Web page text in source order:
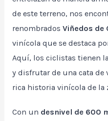
de este terreno, nos
renombradosViñedos de
vinícola que se destaca
Aquí, los ciclistas tienen
y disfrutar de una cata de
rica historia vinícola de la
Con un desnivel de 600